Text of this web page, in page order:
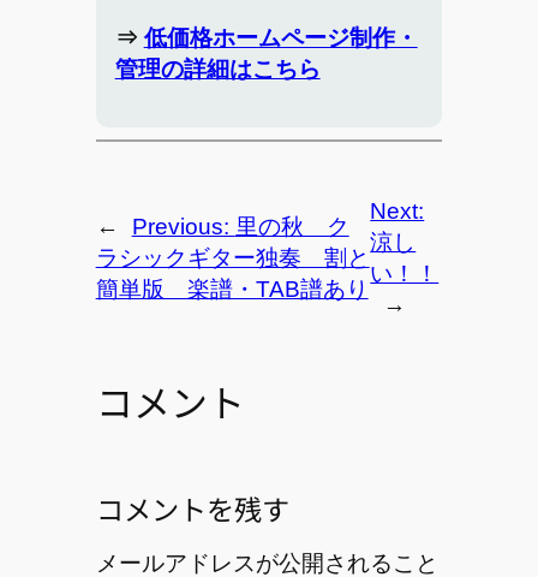
⇒ 低価格ホームページ制作・
管理の詳細はこちら
← Previous: 里の秋 ク
ラシックギター独奏 割と
簡単版 楽譜・TAB譜あり
Next:
涼し
い！！
→
コメント
コメントを残す
メールアドレスが公開されること